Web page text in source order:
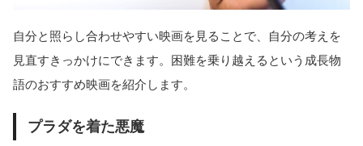
自分と照らし合わせやすい映画を見ることで、自分の考えを
見直すきっかけにできます。困難を乗り越えるという成長物
語のおすすめ映画を紹介します。
プラダを着た悪魔